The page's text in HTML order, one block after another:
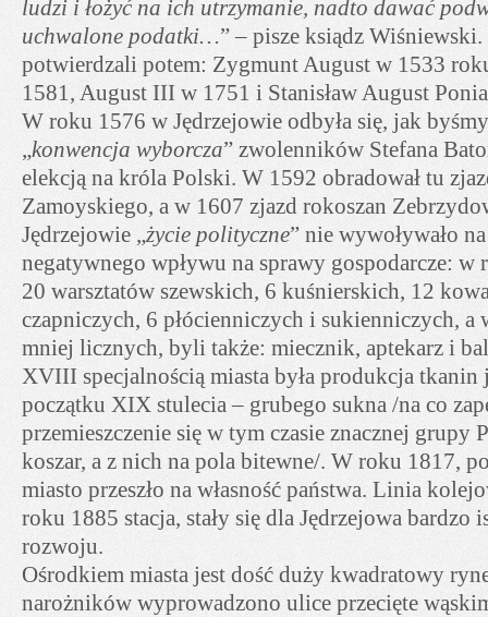
ludzi i łożyć na ich utrzymanie, nadto dawać
uchwalone podatki…” – pisze ksiądz
potwierdzali potem: Zygmunt August w 1533
1581, August III w 1751 i Stanisław August
W roku 1576 w Jędrzejowie odbyła się, jak
„konwencja wyborcza” zwolenników Stefana
elekcją na króla Polski. W 1592 obradował tu
Zamoyskiego, a w 1607 zjazd rokoszan
Jędrzejowie „życie polityczne” nie wywoływało
negatywnego wpływu na sprawy gospodarcze: w
20 warsztatów szewskich, 6 kuśnierskich, 12
czapniczych, 6 płócienniczych i sukienniczych, a
mniej licznych, byli także: miecznik, aptekarz i
XVIII specjalnością miasta była produkcja tkanin
początku XIX stulecia – grubego sukna /na co
przemieszczenie się w tym czasie znacznej grupy
koszar, a z nich na pola bitewne/. W roku 1817,
miasto przeszło na własność państwa. Linia
roku 1885 stacja, stały się dla Jędrzejowa
rozwoju.
Ośrodkiem miasta jest dość duży kwadratowy
narożników wyprowadzono ulice przecięte